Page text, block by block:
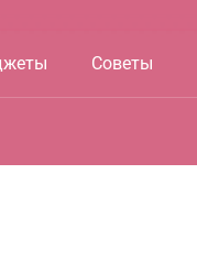
Советы